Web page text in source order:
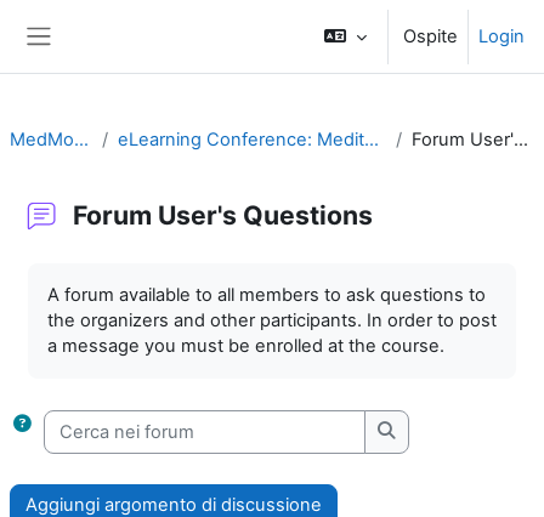
Ospite Login
MedMoot-2013 eLearning Conference: Mediterranean MoodleMoot Forum User's Questions
Forum User's Questions
A forum available to all members to ask questions to
the organizers and other participants. In order to post
a message you must be enrolled at the course.
Cerca nei forum
Cerca nei forum
Aggiungi argomento di discussione